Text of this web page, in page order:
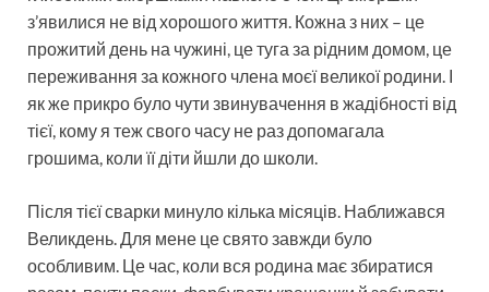
з’явилися не від хорошого життя. Кожна з них – це
прожитий день на чужині, це туга за рідним домом, це
переживання за кожного члена моєї великої родини. І
як же прикро було чути звинувачення в жадібності від
тієї, кому я теж свого часу не раз допомагала
грошима, коли її діти йшли до школи.
Після тієї сварки минуло кілька місяців. Наближався
Великдень. Для мене це свято завжди було
особливим. Це час, коли вся родина має збиратися